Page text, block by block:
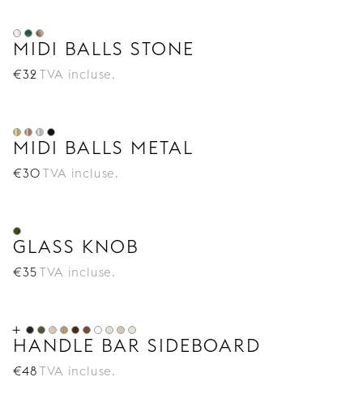
MIDI BALLS STONE
€32 TVA incluse.
MIDI BALLS METAL
€30 TVA incluse.
GLASS KNOB
€35 TVA incluse.
HANDLE BAR SIDEBOARD
€48 TVA incluse.